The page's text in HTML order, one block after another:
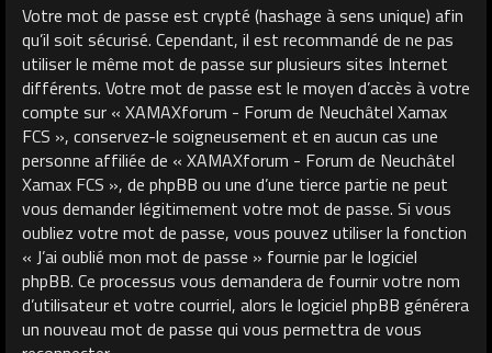
Votre mot de passe est crypté (hashage à sens unique) afin
qu’il soit sécurisé. Cependant, il est recommandé de ne pas
utiliser le même mot de passe sur plusieurs sites Internet
différents. Votre mot de passe est le moyen d’accès à votre
compte sur « XAMAXforum - Forum de Neuchâtel Xamax
FCS », conservez-le soigneusement et en aucun cas une
personne affiliée de « XAMAXforum - Forum de Neuchâtel
Xamax FCS », de phpBB ou une d’une tierce partie ne peut
vous demander légitimement votre mot de passe. Si vous
oubliez votre mot de passe, vous pouvez utiliser la fonction
« J’ai oublié mon mot de passe » fournie par le logiciel
phpBB. Ce processus vous demandera de fournir votre nom
d’utilisateur et votre courriel, alors le logiciel phpBB générera
un nouveau mot de passe qui vous permettra de vous